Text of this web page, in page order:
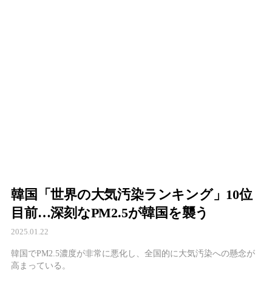
韓国「世界の大気汚染ランキング」10位
目前…深刻なPM2.5が韓国を襲う
2025.01.22
韓国でPM2.5濃度が非常に悪化し、全国的に大気汚染への懸念が
高まっている。